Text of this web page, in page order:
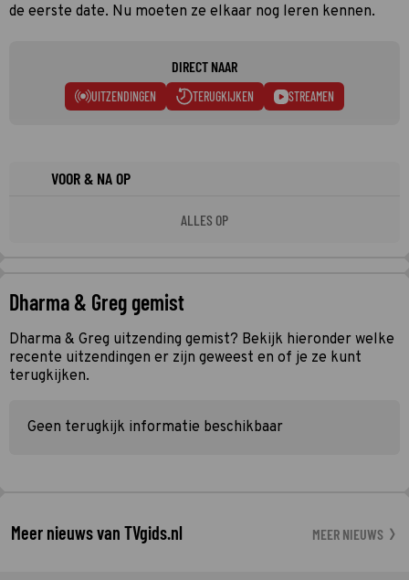
de eerste date. Nu moeten ze elkaar nog leren kennen.
DIRECT NAAR
UITZENDINGEN TERUGKIJKEN STREAMEN
VOOR & NA OP
ALLES OP
Dharma & Greg gemist
Dharma & Greg uitzending gemist? Bekijk hieronder welke
recente uitzendingen er zijn geweest en of je ze kunt
terugkijken.
Geen terugkijk informatie beschikbaar
Meer nieuws van TVgids.nl MEER NIEUWS